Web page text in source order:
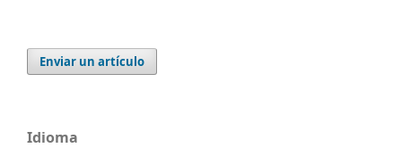
Enviar un artículo
Idioma